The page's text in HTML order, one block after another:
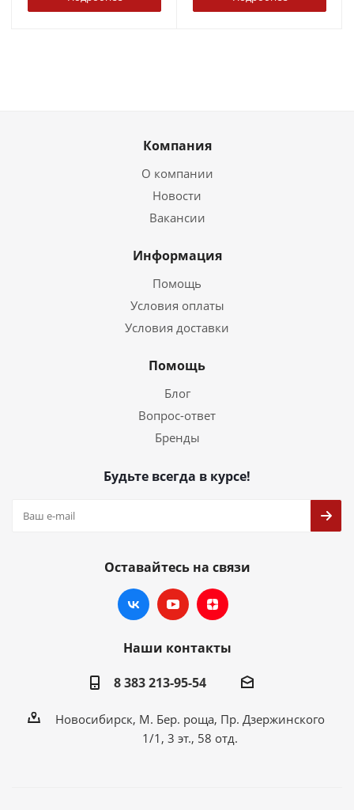
Компания
О компании
Новости
Вакансии
Информация
Помощь
Условия оплаты
Условия доставки
Помощь
Блог
Вопрос-ответ
Бренды
Будьте всегда в курсе!
Оставайтесь на связи
Наши контакты
8 383 213-95-54
Новосибирск, М. Бер. роща, Пр. Дзержинского
1/1, 3 эт., 58 отд.